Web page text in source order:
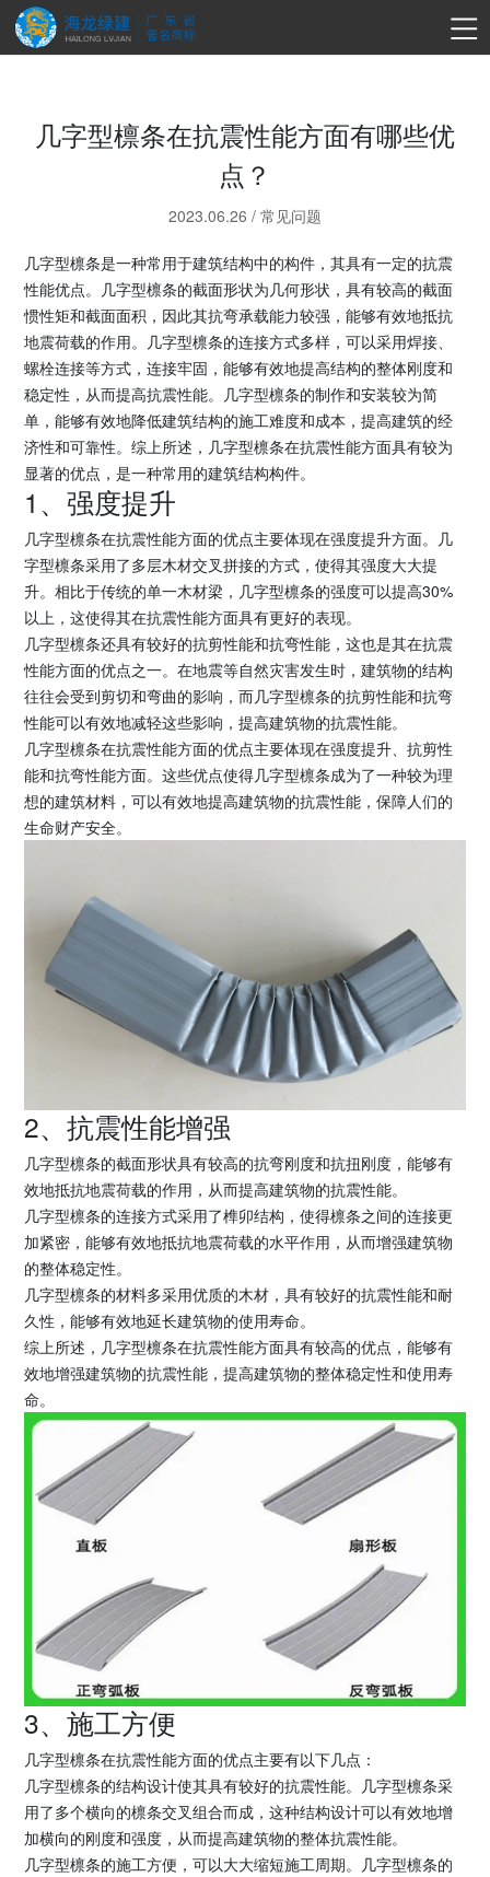
几字型檩条在抗震性能方面有哪些优
点？
2023.06.26 / 常见问题
几字型檩条是一种常用于建筑结构中的构件，其具有一定的抗震
性能优点。几字型檩条的截面形状为几何形状，具有较高的截面
惯性矩和截面面积，因此其抗弯承载能力较强，能够有效地抵抗
地震荷载的作用。几字型檩条的连接方式多样，可以采用焊接、
螺栓连接等方式，连接牢固，能够有效地提高结构的整体刚度和
稳定性，从而提高抗震性能。几字型檩条的制作和安装较为简
单，能够有效地降低建筑结构的施工难度和成本，提高建筑的经
济性和可靠性。综上所述，几字型檩条在抗震性能方面具有较为
显著的优点，是一种常用的建筑结构构件。
1、强度提升
几字型檩条在抗震性能方面的优点主要体现在强度提升方面。几
字型檩条采用了多层木材交叉拼接的方式，使得其强度大大提
升。相比于传统的单一木材梁，几字型檩条的强度可以提高30%
以上，这使得其在抗震性能方面具有更好的表现。
几字型檩条还具有较好的抗剪性能和抗弯性能，这也是其在抗震
性能方面的优点之一。在地震等自然灾害发生时，建筑物的结构
往往会受到剪切和弯曲的影响，而几字型檩条的抗剪性能和抗弯
性能可以有效地减轻这些影响，提高建筑物的抗震性能。
几字型檩条在抗震性能方面的优点主要体现在强度提升、抗剪性
能和抗弯性能方面。这些优点使得几字型檩条成为了一种较为理
想的建筑材料，可以有效地提高建筑物的抗震性能，保障人们的
生命财产安全。
2、抗震性能增强
几字型檩条的截面形状具有较高的抗弯刚度和抗扭刚度，能够有
效地抵抗地震荷载的作用，从而提高建筑物的抗震性能。
几字型檩条的连接方式采用了榫卯结构，使得檩条之间的连接更
加紧密，能够有效地抵抗地震荷载的水平作用，从而增强建筑物
的整体稳定性。
几字型檩条的材料多采用优质的木材，具有较好的抗震性能和耐
久性，能够有效地延长建筑物的使用寿命。
综上所述，几字型檩条在抗震性能方面具有较高的优点，能够有
效地增强建筑物的抗震性能，提高建筑物的整体稳定性和使用寿
命。
3、施工方便
几字型檩条在抗震性能方面的优点主要有以下几点：
几字型檩条的结构设计使其具有较好的抗震性能。几字型檩条采
用了多个横向的檩条交叉组合而成，这种结构设计可以有效地增
加横向的刚度和强度，从而提高建筑物的整体抗震性能。
几字型檩条的施工方便，可以大大缩短施工周期。几字型檩条的